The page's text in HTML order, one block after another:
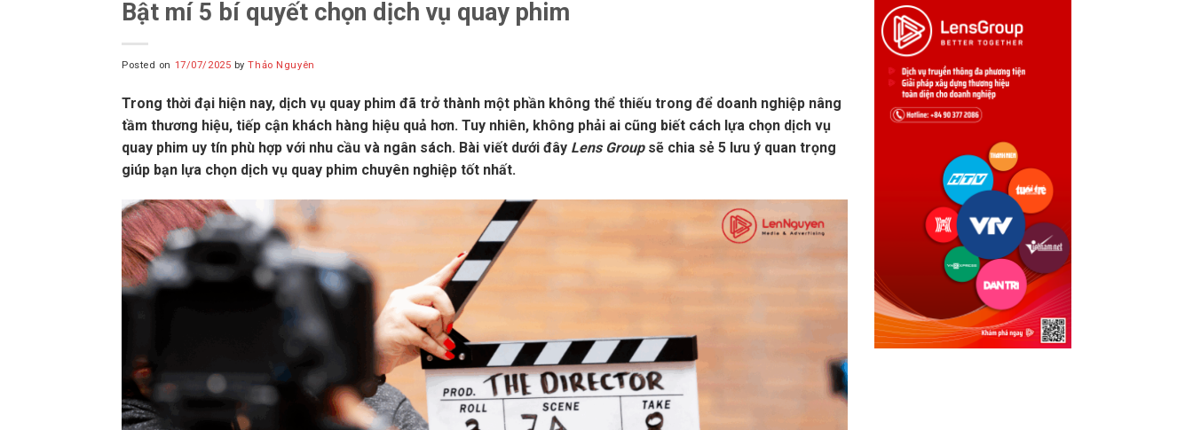
Bật mí 5 bí quyết chọn dịch vụ quay phim
Posted on 17/07/2025 byThảo Nguyên
Trong thời đại hiện nay, dịch vụ quay phim đã trở thành một phần không thể thiếu trong để doanh nghiệp nâng
tầm thương hiệu, tiếp cận khách hàng hiệu quả hơn. Tuy nhiên, không phải ai cũng biết cách lựa chọn dịch vụ
quay phim uy tín phù hợp với nhu cầu và ngân sách. Bài viết dưới đây Lens Groupsẽ chia sẻ 5 lưu ý quan trọng
giúp bạn lựa chọn dịch vụ quay phim chuyên nghiệp tốt nhất.